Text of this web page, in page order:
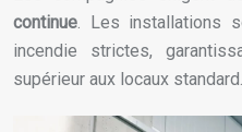
continue. Les installations
incendie strictes,
supérieur aux locaux standard.